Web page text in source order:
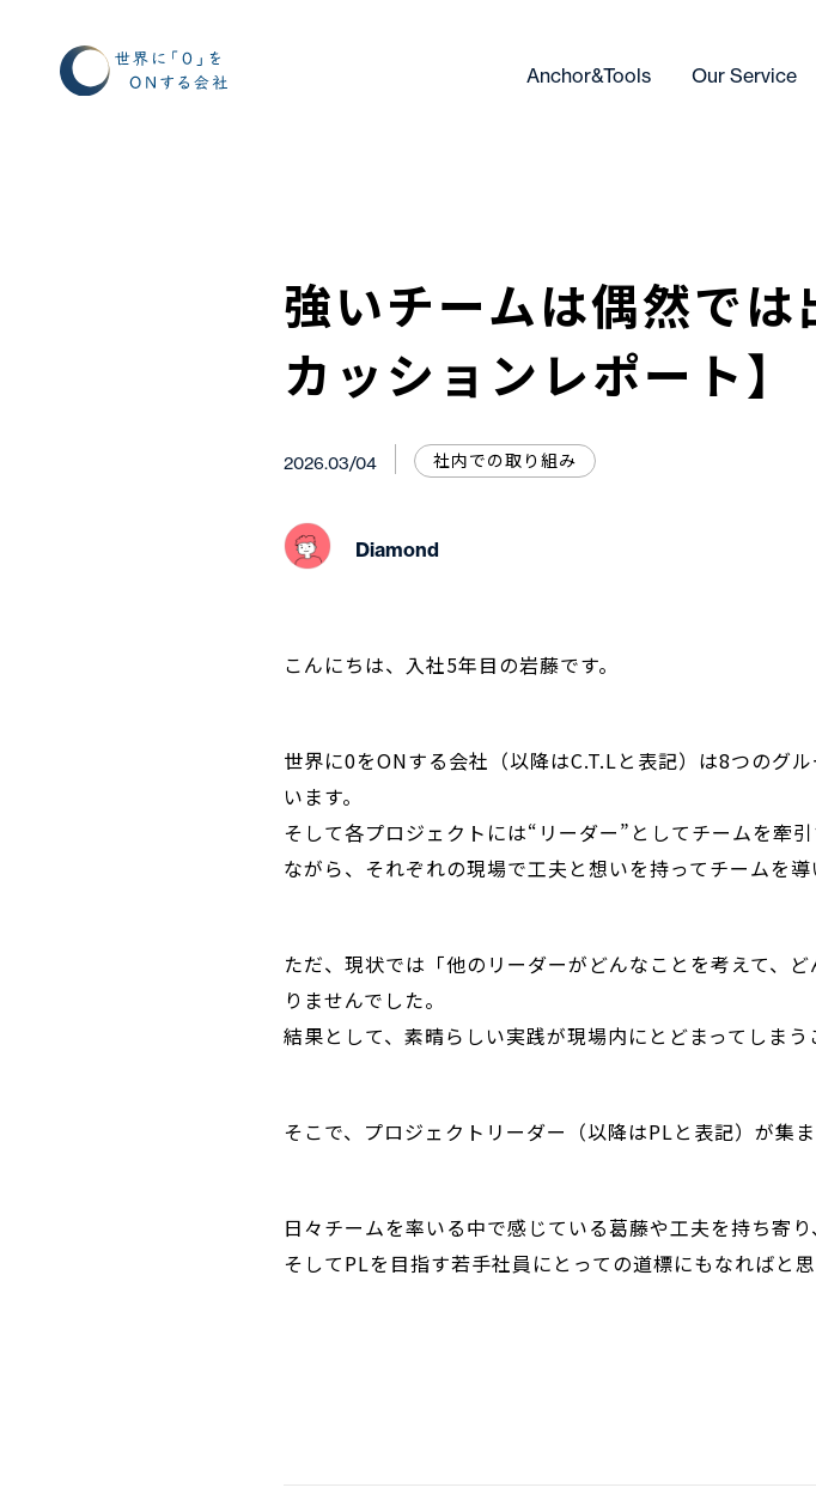
Anchor&Tools Our Service
強いチームは偶然で
カッションレポート】
2026.03/04 社内での取り組み
Diamond
こんにちは、入社5年目の岩藤です。
世界に0をONする会社（以降はC.T.Lと表記）は8つのグ
います。
そして各プロジェクトには“リーダー” としてチームを牽
ながら、それぞれの現場で工夫と想いを持ってチームを導
ただ、現状では「他のリーダーがどんなことを考えて、
りませんでした。
結果として、 素晴らしい実践が現場内にとどまってしまう
そこで、プロジェクトリーダー（以降はPLと表記）が集
日々チームを率いる中で感じている葛藤や工夫を持ち寄
そしてPLを目指す若手社員にとっての道標にもなればと思